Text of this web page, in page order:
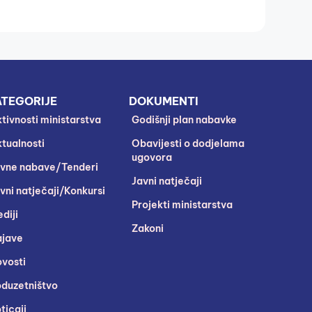
ministarstva
nabave/Tenderi
natječaji/Konkursi
DOKUMENTI
Godišnji plan nabavke
Obavijesti o dodjelama
ugovora
Javni natječaji
Projekti ministarstva
Zakoni